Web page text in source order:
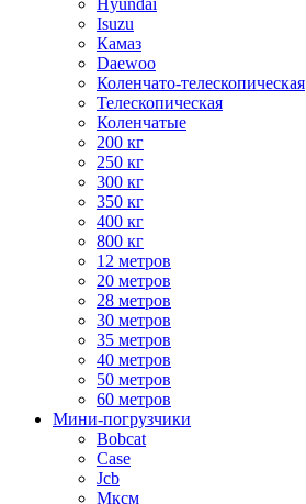
Hyundai
Isuzu
Камаз
Daewoo
Коленчато-телескопическая
Телескопическая
Коленчатые
200 кг
250 кг
300 кг
350 кг
400 кг
800 кг
12 метров
20 метров
28 метров
30 метров
35 метров
40 метров
50 метров
60 метров
Мини-погрузчики
Bobcat
Case
Jcb
Мксм